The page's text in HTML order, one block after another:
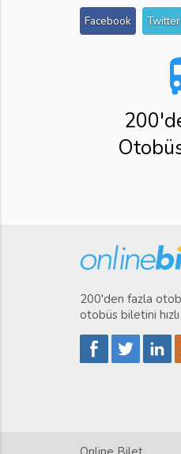
Facebook Twitter
200'den fazla
otobüs biletini